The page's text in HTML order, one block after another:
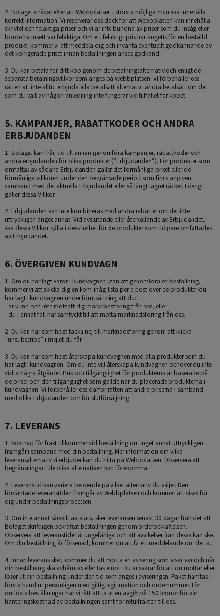
2. Bolaget strävar efter att Webbplatsen i största möjliga mån ska innehålla
korrekt information. Vi reserverar oss dock för att Webbplatsen kan innehålla
skrivfel och felaktiga priser och vi är inte bundna av priser som du insåg eller
borde ha insett var felaktiga. Om ett felaktigt pris har angetts för en beställd
produkt, kommer vi att meddela dig och invänta eventuellt godkännande av
det korrigerade priset innan beställningen anses godkänd.
3. Du kan betala för ditt köp genom de betalningsalternativ och enligt de
separata betalningsvillkor som anges på Webbplatsen. Vi förbehåller oss
rätten att inte alltid erbjuda alla betalsätt alternativt ändra betalsätt om det
som du valt av någon anledning inte fungerar vid tillfället för köpet.
5. KAMPANJER, RABATTKODER OCH ANDRA
ERBJUDANDEN
1. Bolaget kan från tid till annan genomföra kampanjer, rabattkoder och
andra erbjudanden för olika produkter (”Erbjudanden”). För produkter som
omfattas av sådana Erbjudanden gäller det förmånliga priset eller de
förmånliga villkoren under den begränsade period som finns angiven i
samband med det aktuella Erbjudandet eller så långt lagret räcker. I övrigt
gäller dessa Villkor.
2. Erbjudanden kan inte kombineras med andra rabatter om det inte
uttryckligen anges annat. Vid avslutande eller återkallande av Erbjudandet,
ska dessa Villkor gälla i dess helhet för de produkter som tidigare omfattades
av Erbjudandet.
6. ÖVERGIVEN KUNDVAGN
1. Om du har lagt varor i kundvagnen utan att genomföra en beställning,
kommer vi att skicka dig en kom-ihåg-lista per e-post över de produkter du
har lagt i kundvagnen under förutsättning att du:
- är kund och inte motsatt dig marknadsföring från oss, eller
- du i annat fall har samtyckt till att motta marknadsföring från oss.
2. Du kan när som helst tacka nej till marknadsföring genom att klicka
”unsubscribe” i mejlet du får.
3. Du kan när som helst återskapa kundvagnen med alla produkter som du
har lagt i kundvagnen. Om du inte vill återskapa kundvagnen behöver du inte
vidta några åtgärder. Pris och tillgänglighet för produkterna är baserade på
de priser och den tillgänglighet som gällde när du placerade produkterna i
kundvagnen. Vi förbehåller oss därför rätten att ändra priserna i samband
med olika Erbjudanden och för slutförsäljning.
7. LEVERANS
1. Kostnad för frakt tillkommer vid beställning om inget annat uttryckligen
framgår i samband med din beställning. Mer information om vilka
leveransalternativ vi erbjuder kan du hitta på Webbplatsen. Observera att
begränsningar i de olika alternativen kan förekomma.
2. Leveranstid kan variera beroende på vilket alternativ du väljer. Den
förväntade leveranstiden framgår av Webbplatsen och kommer att visas för
dig under beställningsprocessen.
3. Om inte annat särskilt avtalats, sker leveransen senast 30 dagar från det att
Bolaget skriftligen bekräftat beställningen genom orderbekräftelsen.
Observera att leveranstider är ungefärliga och att avvikelser från dessa kan ske.
Om din beställning är försenad, kommer du att få ett meddelande om detta.
4. Innan leverans sker, kommer du att motta en avisering som visar var och när
din beställning ska avhämtas eller tas emot. Du ansvarar för att du mottar eller
löser ut din beställning under den tid som anges i aviseringen. Paket hämtas i
första hand ut personligen med giltig legitimation och ordernummer. För
outlösta beställningar har vi rätt att ta ut en avgift på 150 kronor för vår
hanteringskostnad av beställningen samt för returfrakten till oss.